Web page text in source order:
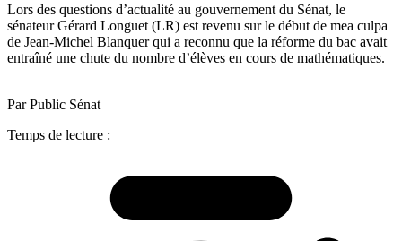
Lors des questions d’actualité au gouvernement du Sénat, le
sénateur Gérard Longuet (LR) est revenu sur le début de mea culpa
de Jean-Michel Blanquer qui a reconnu que la réforme du bac avait
entraîné une chute du nombre d’élèves en cours de mathématiques.
Par Public Sénat
Temps de lecture :